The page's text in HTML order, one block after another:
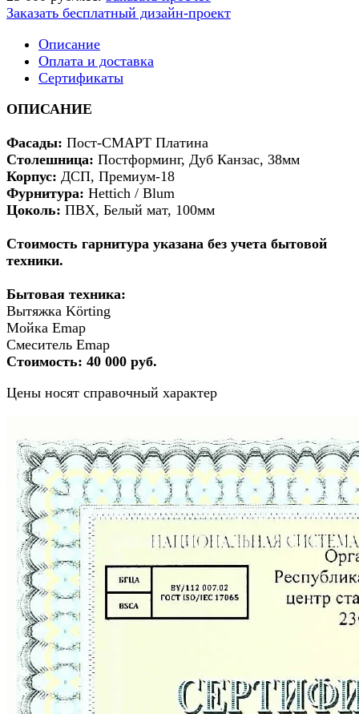
Заказать бесплатный дизайн-проект
Описание
Оплата и доставка
Сертификаты
ОПИСАНИЕ
Фасады: Пост-СМАРТ Платина
Столешница: Постформинг, Дуб Канзас, 38мм
Корпус: ДСП, Премиум-18
Фурнитура: Hettich / Blum
Цоколь: ПВХ, Белый мат, 100мм
Стоимость гарнитура указана без учета бытовой
техники.
Бытовая техника:
Вытяжка Körting
Мойка Emap
Смеситель Emap
Стоимость: 40 000 руб.
Цены носят справочный характер